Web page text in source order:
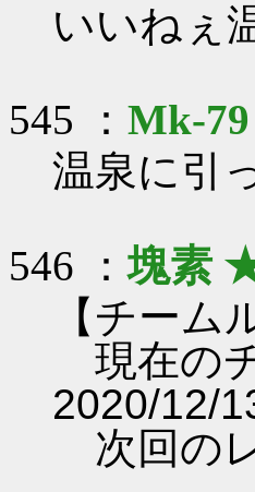
いいねぇ
545 ： Mk-79
温泉に引
546 ：塊素
【チーム
現在の
2020/12/
次回の